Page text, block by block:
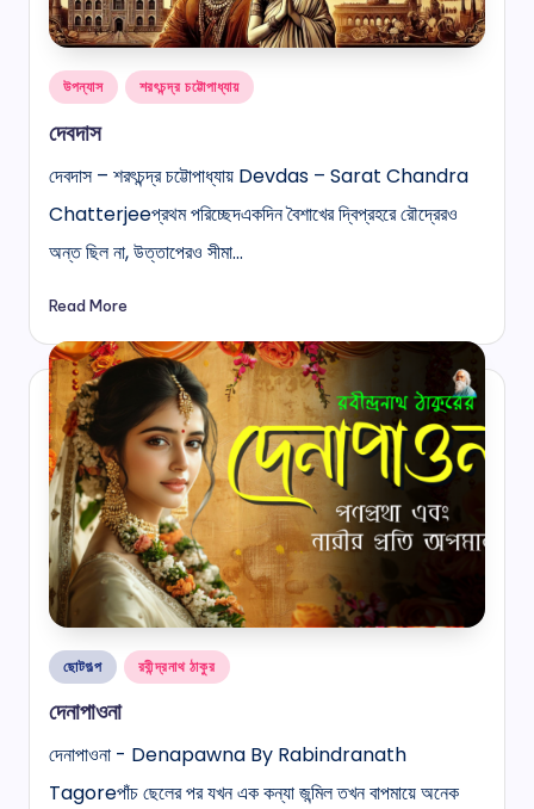
Posted
উপন্যাস শরৎচন্দ্র চট্টোপাধ্যায়
দেবদাস
দেবদাস – শরৎচন্দ্র চট্টোপাধ্যায় Devdas – Sarat Chandra
Chatterjeeপ্রথম পরিচ্ছেদএকদিন বৈশাখের দ্বিপ্রহরে রৌদ্রেরও
অন্ত ছিল না, উত্তাপেরও সীমা…
Read More
Posted
ছোটগল্প রবীন্দ্রনাথ ঠাকুর
দেনাপাওনা
দেনাপাওনা - Denapawna By Rabindranath
Tagoreপাঁচ ছেলের পর যখন এক কন্যা জন্মিল তখন বাপমায়ে অনেক